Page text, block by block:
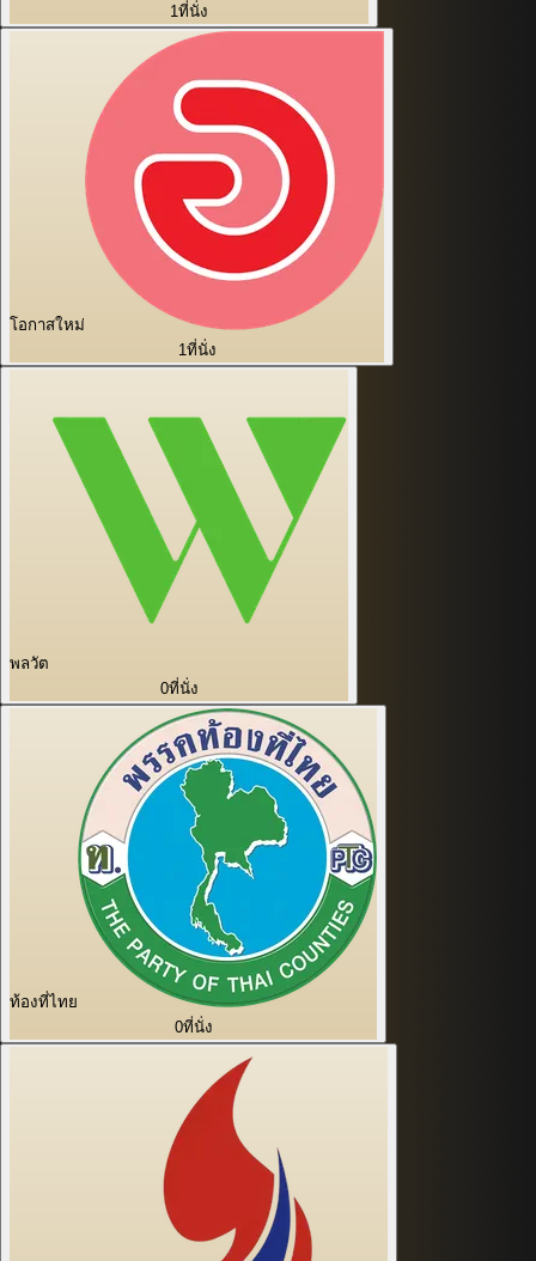
1ที่นั่ง
โอกาสใหม่
1ที่นั่ง
พลวัต
0ที่นั่ง
ท้องที่ไทย
0ที่นั่ง